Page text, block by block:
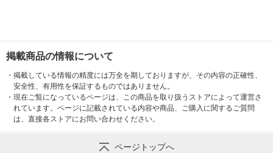
掲載商品の情報について
・ 掲載している情報の精度には万全を期しておりますが、その内容の正確性、
安全性、有用性を保証するものではありません。
・ 現在ご覧になっているページは、この商品を取り扱うストアによって運営さ
れています。ページに記載されている内容や商品、ご購入に関するご質問
は、直接各ストアにお問い合わせください。
ページトップへ